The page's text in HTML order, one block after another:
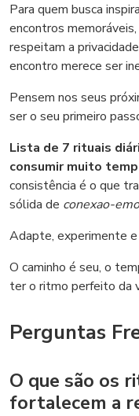
Para quem busca
encontros
respeitam a
encontro merece ser
Pensem nos seus
ser o seu primeiro
Lista de 7 rituais
consumir muito
consistência é o que
sólida de conexao-
Adapte, experimente
O caminho é seu, o
ter o ritmo perfeito da
Perguntas
O que são os
fortalecem a